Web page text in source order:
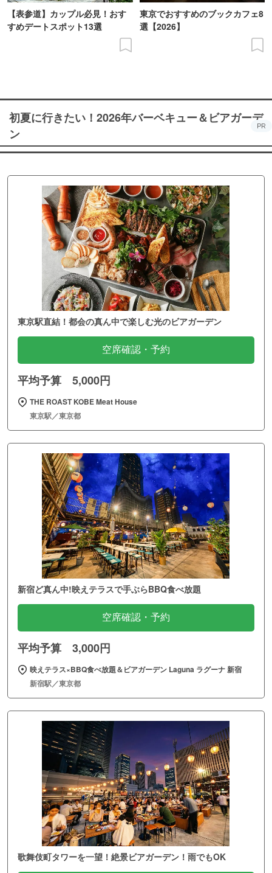
【表参道】カップル必見！おす
すめデートスポット13選
東京でおすすめのブックカフェ8
選【2026】
初夏に行きたい！2026年バーベキュー＆ビアガーデ
ン
PR
東京駅直結！都会の真ん中で楽しむ光のビアガーデン
空席確認・予約
平均予算 5,000円
THE ROAST KOBE Meat House
東京駅／東京都
新宿ど真ん中!映えテラスで手ぶらBBQ食べ放題
空席確認・予約
平均予算 3,000円
映えテラス×BBQ食べ放題＆ビアガーデン Laguna ラグーナ 新宿
新宿駅／東京都
歌舞伎町タワーを一望！絶景ビアガーデン！雨でもOK